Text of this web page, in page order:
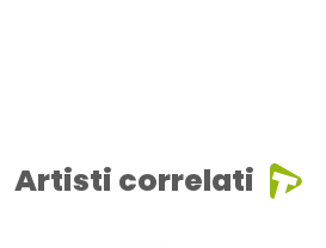
Artisti correlati